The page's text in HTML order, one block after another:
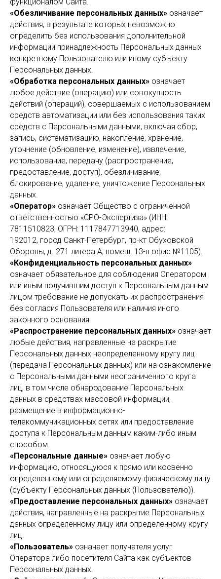
«Обезличивание персональных данных» означает
действия, в результате которых невозможно
определить без использования дополнительной
информации принадлежность Персональных данных
конкретному Пользователю или иному субъекту
Персональных данных.
«Обработка персональных данных» означает
любое действие (операцию) или совокупность
действий (операций), совершаемых с использованием
средств автоматизации или без использования таких
средств с Персональными данными, включая сбор,
запись, систематизацию, накопление, хранение,
уточнение (обновление, изменение), извлечение,
использование, передачу (распространение,
предоставление, доступ), обезличивание,
блокирование, удаление, уничтожение Персональных
данных.
«Оператор» означает Общество с ограниченной
ответственностью «СРО-Экспертиза» (ИНН:
7811510823, ОГРН: 1117847713940, адрес:
192012, город Санкт-Петербург, пр-кт Обуховской
Обороны, д. 271 литера А, помещ. 13-н офис №1105).
«Конфиденциальность персональных данных»
означает обязательное для соблюдения Оператором
или иным получившим доступ к Персональным данным
лицом требование не допускать их распространения
без согласия Пользователя или наличия иного
законного основания.
«Распространение персональных данных» означает
любые действия, направленные на раскрытие
Персональных данных неопределенному кругу лиц
(передача Персональных данных) или на ознакомление
с Персональными данными неограниченного круга
лиц, в том числе обнародование Персональных
данных в средствах массовой информации,
размещение в информационно-
телекоммуникационных сетях или предоставление
доступа к Персональным данным каким-либо иным
способом.
«Персональные данные» означает любую
информацию, относящуюся к прямо или косвенно
определенному или определяемому физическому лицу
(субъекту Персональных данных (Пользователю)).
«Предоставление персональных данных» означает
действия, направленные на раскрытие Персональных
данных определенному лицу или определенному кругу
лиц.
«Пользователь» означает получателя услуг
Оператора либо посетителя Сайта как субъектов
Персональных данных.